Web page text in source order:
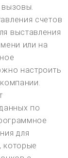
счетов
выставления
или на
настроить
по
для
которые